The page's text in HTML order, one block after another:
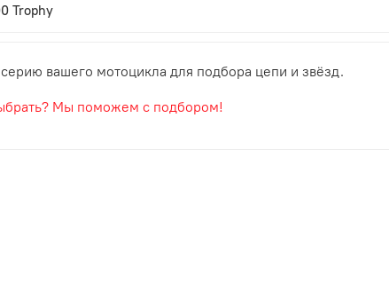
Trophy
вашего мотоцикла для подбора цепи и звёзд.
Мы поможем с подбором!